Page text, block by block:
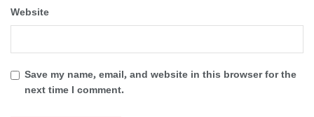
Website
Save my name, email, and website in this browser for the
next time I comment.